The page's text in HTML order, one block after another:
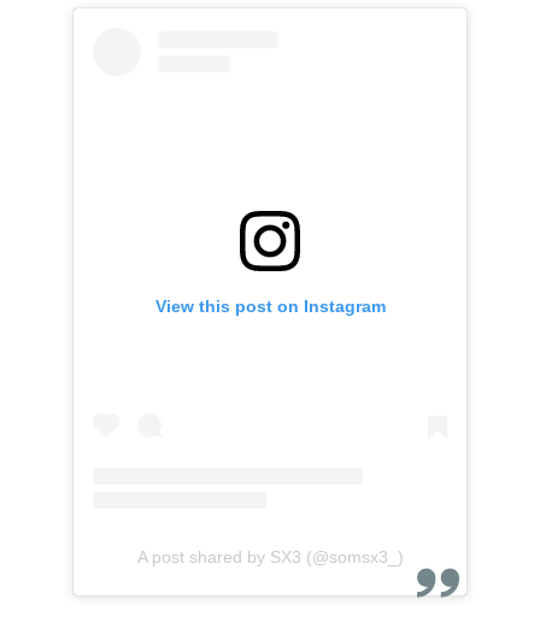
View this post on Instagram
A post shared by SX3 (@somsx3_)